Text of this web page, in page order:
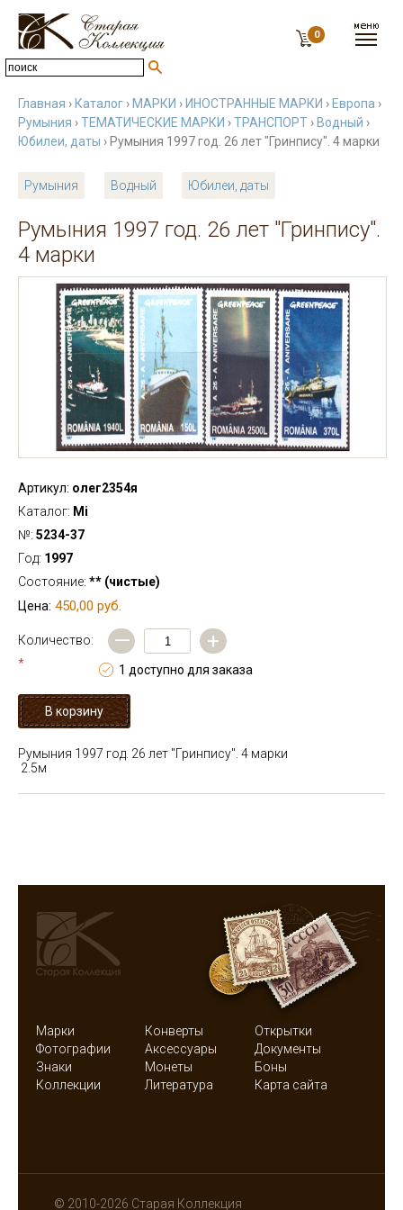
0
Главная › Каталог › МАРКИ › ИНОСТРАННЫЕ МАРКИ › Европа ›
Румыния ›ТЕМАТИЧЕСКИЕ МАРКИ ›ТРАНСПОРТ › Водный ›
Юбилеи, даты › Румыния 1997 год. 26 лет "Гринпису". 4 марки
Румыния Водный Юбилеи, даты
Румыния 1997 год. 26 лет "Гринпису".
4 марки
Артикул: олег2354я
Каталог: Mi
№: 5234-37
Год: 1997
Состояние: ** (чистые)
Цена: 450,00 руб.
Количество:
*
— +
1 доступно для заказа
Румыния 1997 год. 26 лет "Гринпису". 4 марки
2.5м
Марки Конверты
Открытки
Фотографии
Аксессуары
Документы
Знаки
Монеты
Боны
Коллекции
Литература Карта сайта
© 2010-2026 Старая Коллекция